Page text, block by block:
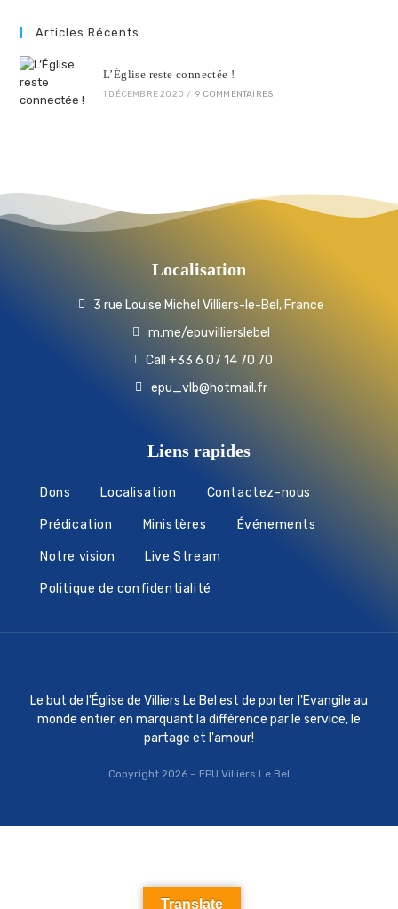
Articles Récents
L’Église reste connectée !
1 DÉCEMBRE 2020 / 9 COMMENTAIRES
Le but de l'Église de Villiers Le Bel est de porter l'Evangile au
monde entier, en marquant la différence par le service, le
partage et l'amour!
Copyright 2026 – EPU Villiers Le Bel
Liens rapides
Dons Localisation Contactez-nous
Prédication Ministères Événements
Notre vision Live Stream
Politique de confidentialité
Localisation
3 rue Louise Michel Villiers-le-Bel, France
m.me/epuvillierslebel
Call +33 6 07 14 70 70
epu_vlb@hotmail.fr
Translate